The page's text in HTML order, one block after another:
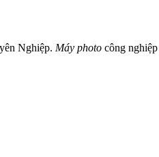
Nghiệp. Máy photo công